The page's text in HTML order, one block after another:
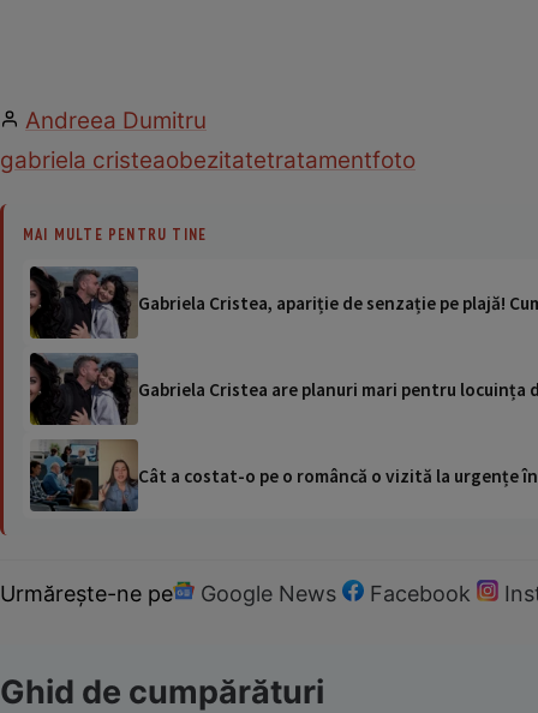
Andreea Dumitru
gabriela cristeaobezitatetratamentfoto
MAI MULTE PENTRU TINE
Gabriela Cristea, apariție de senzație pe plajă!
Gabriela Cristea are planuri mari pentru locuința
Cât a costat-o pe o româncă o vizită la urgențe
Urmărește-ne pe Google News Facebook
Ghid de cumpărături